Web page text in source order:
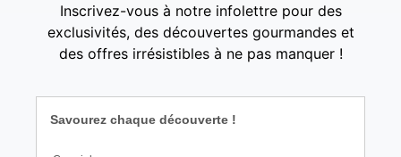
Inscrivez-vous à notre infolettre pour des
exclusivités, des découvertes gourmandes et
des offres irrésistibles à ne pas manquer !
Savourez chaque découverte !